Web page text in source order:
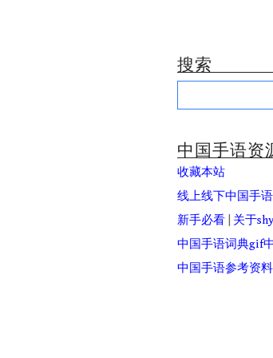
搜索
Search
中国手语资
收藏本站
线上线下中国手
新手必看
关于
中国手语词典gif
中国手语参考资料